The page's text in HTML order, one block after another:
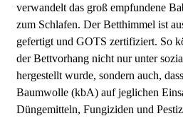
verwandelt das groß empfundene
zum Schlafen. Der Betthimmel ist
gefertigt und GOTS zertifiziert. So
der Bettvorhang nicht nur unter
hergestellt wurde, sondern auch,
Baumwolle (kbA) auf jeglichen
Düngemitteln, Fungiziden und